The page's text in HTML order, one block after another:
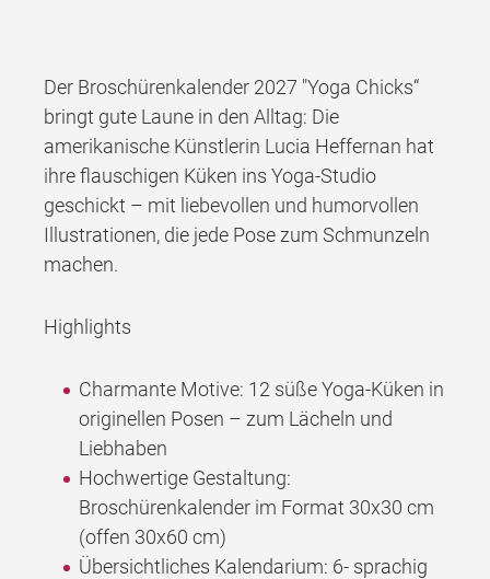
Der Broschürenkalender 2027 "Yoga Chicks“
bringt gute Laune in den Alltag: Die
amerikanische Künstlerin Lucia Heffernan hat
ihre flauschigen Küken ins Yoga-Studio
geschickt – mit liebevollen und humorvollen
Illustrationen, die jede Pose zum Schmunzeln
machen.
Highlights
Charmante Motive: 12 süße Yoga-Küken in
originellen Posen – zum Lächeln und
Liebhaben
Hochwertige Gestaltung:
Broschürenkalender im Format 30x30 cm
(offen 30x60 cm)
Übersichtliches Kalendarium: 6- sprachig